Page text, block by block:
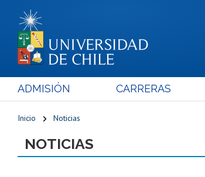
ADMISIÓN CARRERAS
Inicio Noticias
NOTICIAS